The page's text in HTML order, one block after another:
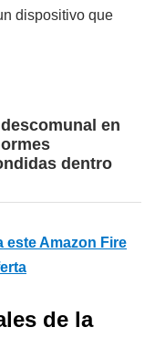
dispositivo que
en
dentro
este Amazon Fire
de la